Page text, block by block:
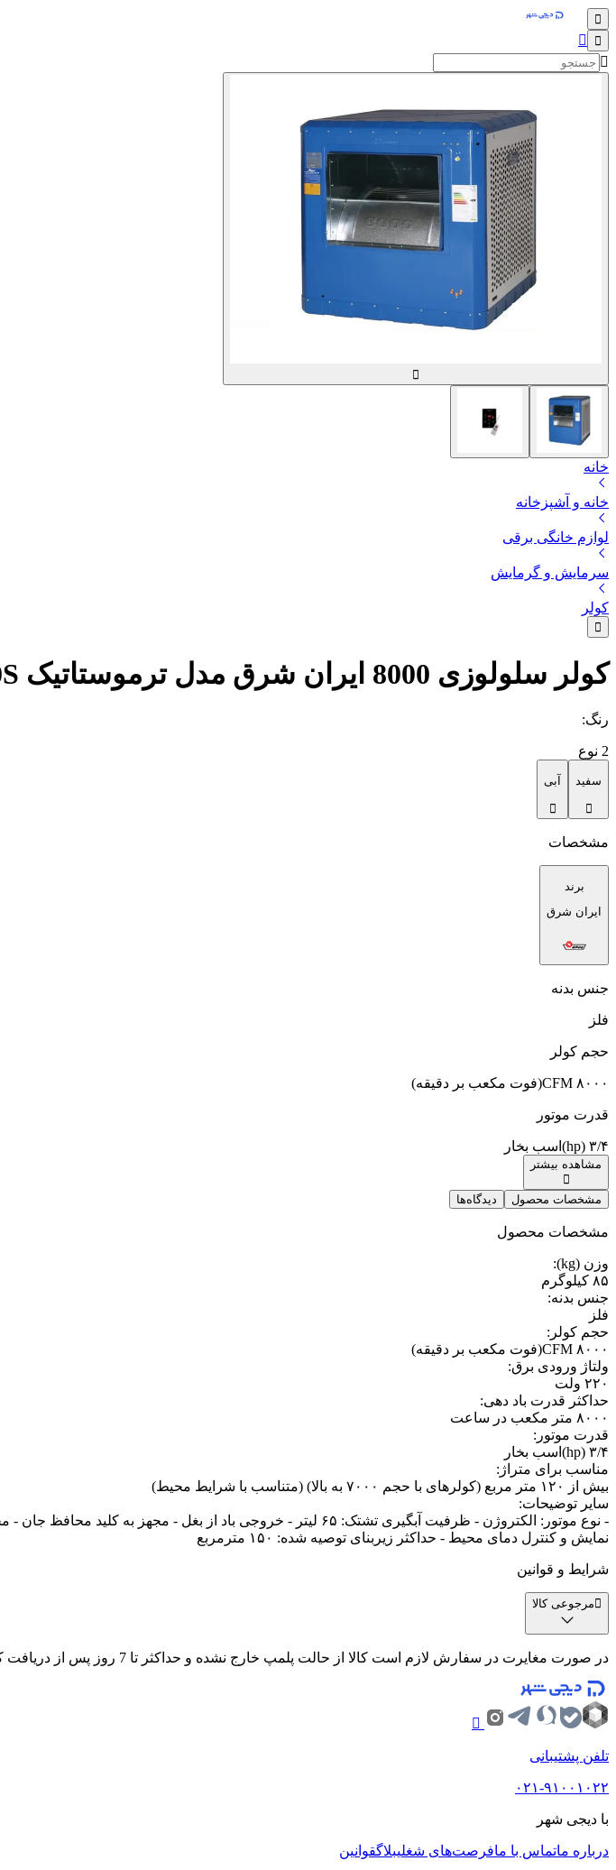
خانه
خانه و آشپزخانه
لوازم خانگی برقی
سرمایش و گرمایش
کولر
کولر سلولوزی 8000 ایران شرق مدل ترموستاتیک IS80S
رنگ:
2 نوع
سفید آبی
مشخصات
برند
ایران شرق
جنس بدنه
فلز
حجم کولر
۸۰۰۰ CFM(فوت مکعب بر دقیقه)
قدرت موتور
۳/۴ (hp)اسب‌ بخار
مشاهده بیشتر
مشخصات محصول دیدگاه‌ها
مشخصات محصول
وزن (kg)
:
۸۵ کیلوگرم
جنس بدنه:
فلز
حجم کولر :
۸۰۰۰ CFM(فوت مکعب بر دقیقه)
ولتاژ ورودی برق:
۲۲۰ ولت
حداکثر قدرت باد دهی:
۸۰۰۰ متر مکعب در ساعت
قدرت موتور :
۳/۴ (hp)اسب‌ بخار
مناسب برای متراژ :
بیش از ۱۲۰ متر مربع (کولرهای با حجم ۷۰۰۰ به بالا) (متناسب با شرایط محیط)
سایر توضیحات:
نمایش و کنترل دمای محیط - حداکثر زیربنای توصیه شده: ۱۵۰ مترمربع
شرایط و قوانین
مرجوعی کالا
در صورت مغایرت در سفارش لازم است کالا از حالت پلمپ خارج نشده و حداکثر تا 7 روز پس از دریافت کالا به پشتیبانی اعلام شود.
تلفن پشتیبانی
۰۲۱-۹۱۰۰۱۰۲۲
با دیجی شهر
درباره ماتماس با مافرصت‌های شغلیبلاگقوانین